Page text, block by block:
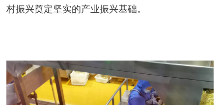
村振兴奠定坚实的产业振兴基础。